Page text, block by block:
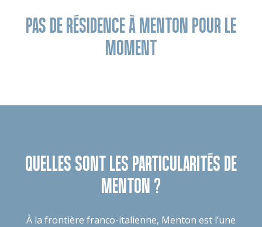
PAS DE RÉSIDENCE À MENTON POUR LE
MOMENT
QUELLES SONT LES PARTICULARITÉS DE
MENTON ?
À la frontière franco-italienne, Menton est l’une